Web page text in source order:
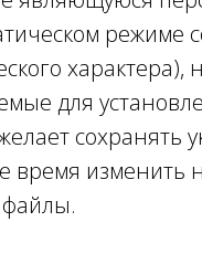
режиме
характера),
для
сохранять
время изменить